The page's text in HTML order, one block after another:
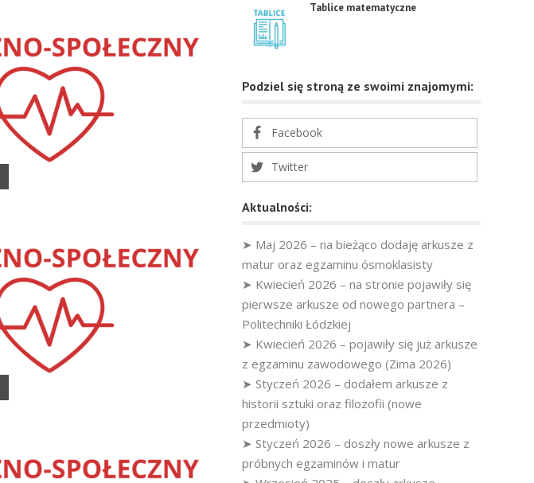
Tablice matematyczne
Podziel się stroną ze swoimi znajomymi:
Facebook
Twitter
Aktualności:
➤ Maj 2026 – na bieżąco dodaję arkusze z
matur oraz egzaminu ósmoklasisty
➤ Kwiecień 2026 – na stronie pojawiły się
pierwsze arkusze od nowego partnera –
Politechniki Łódzkiej
➤ Kwiecień 2026 – pojawiły się już arkusze
z egzaminu zawodowego (Zima 2026)
➤ Styczeń 2026 – dodałem arkusze z
historii sztuki oraz filozofii (nowe
przedmioty)
➤ Styczeń 2026 – doszły nowe arkusze z
próbnych egzaminów i matur